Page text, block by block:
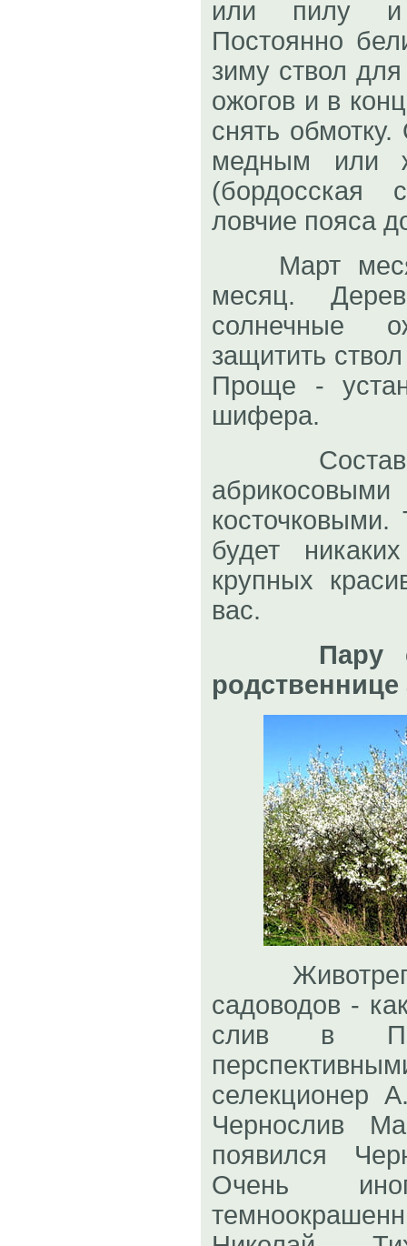
или пилу и
Постоянно
зиму ствол
ожогов и в
снять
медным или
(бордосская
ловчие пояса
Март
месяц.
солнечные
защитить
Проще -
шифера.
будет
крупных
вас.
Пару
садоводов -
слив в
селекционер
Чернослив
появился
Очень